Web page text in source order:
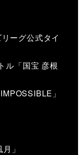
ーグ公式タイ
ル「国宝 彦根
」
」